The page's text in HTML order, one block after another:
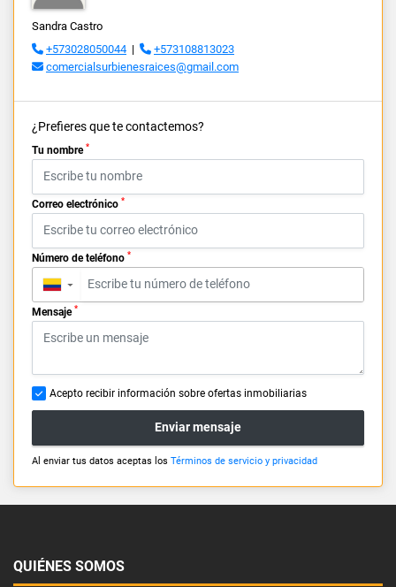
Sandra Castro
+573028050044 |
+573108813023
comercialsurbienesraices@gmail.com
¿Prefieres que te contactemos?
Tu nombre *
Correo electrónico *
Número de teléfono *
▼
Mensaje *
Acepto recibir información sobre ofertas inmobiliarias
Enviar mensaje
Al enviar tus datos aceptas los Términos de servicio y privacidad
QUIÉNES SOMOS